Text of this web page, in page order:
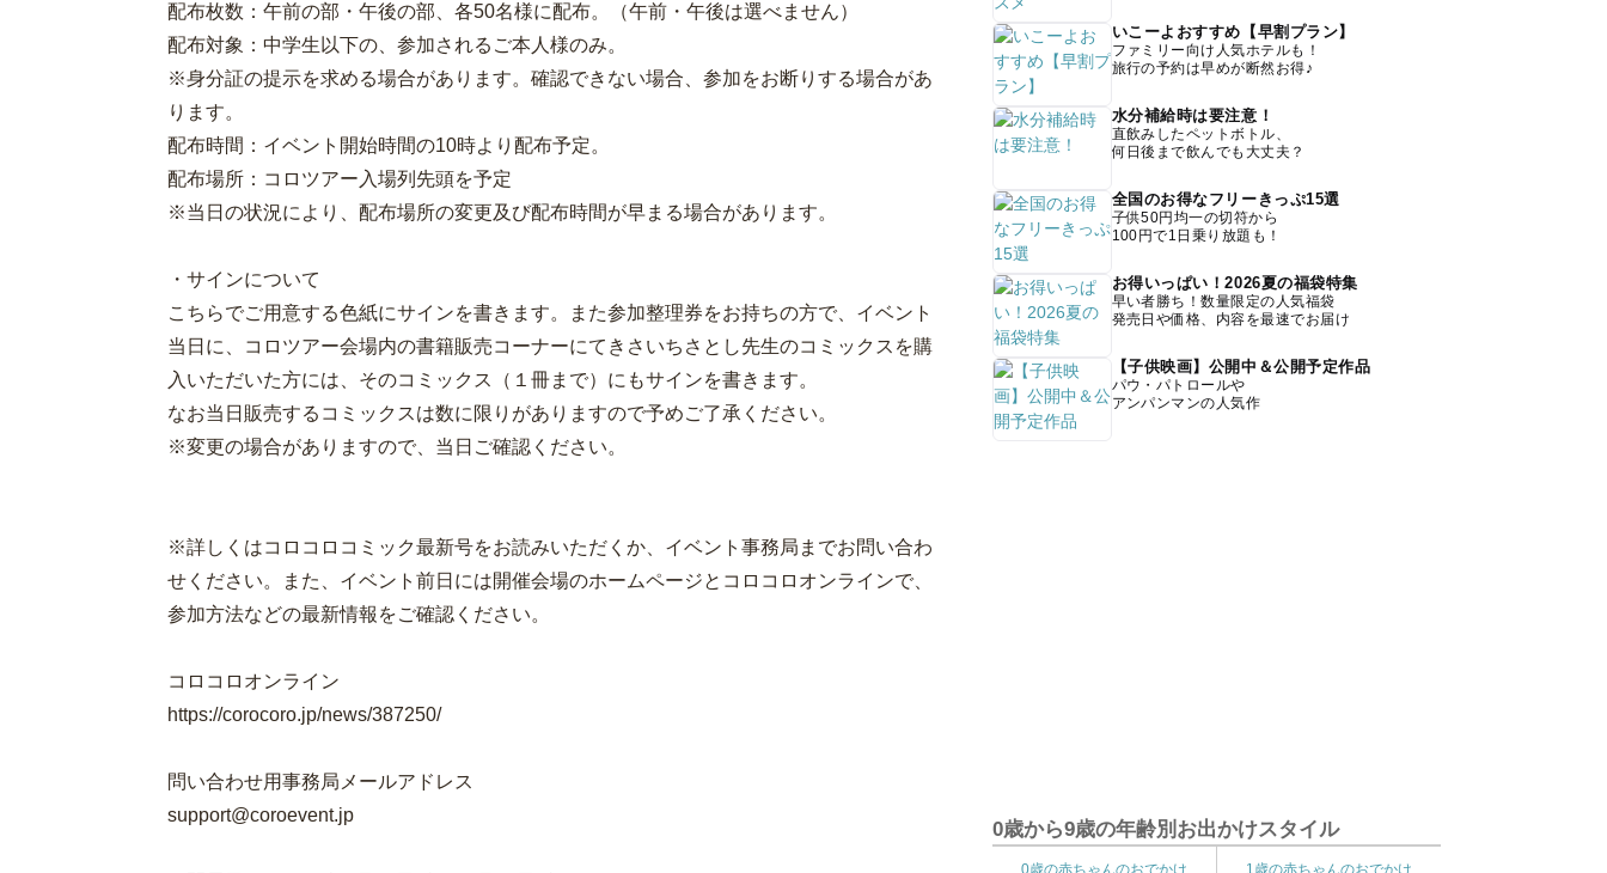
配布枚数：午前の部・午後の部、各50名様に配布。（午前・午後は選べません）
配布対象：中学生以下の、参加されるご本人様のみ。
※身分証の提示を求める場合があります。確認できない場合、参加をお断りする場合があ
ります。
配布時間：イベント開始時間の10時より配布予定。
配布場所：コロツアー入場列先頭を予定
※当日の状況により、配布場所の変更及び配布時間が早まる場合があります。
・サインについて
こちらでご用意する色紙にサインを書きます。また参加整理券をお持ちの方で、イベント
当日に、コロツアー会場内の書籍販売コーナーにてきさいちさとし先生のコミックスを購
入いただいた方には、そのコミックス（１冊まで）にもサインを書きます。
なお当日販売するコミックスは数に限りがありますので予めご了承ください。
※変更の場合がありますので、当日ご確認ください。
※詳しくはコロコロコミック最新号をお読みいただくか、イベント事務局までお問い合わ
せください。また、イベント前日には開催会場のホームページとコロコロオンラインで、
参加方法などの最新情報をご確認ください。
コロコロオンライン
https://corocoro.jp/news/387250/
問い合わせ用事務局メールアドレス
support@coroevent.jp
いこーよおすすめ【早割プラン】
ファミリー向け人気ホテルも！
旅行の予約は早めが断然お得♪
水分補給時は要注意！
直飲みしたペットボトル、
何日後まで飲んでも大丈夫？
全国のお得なフリーきっぷ15選
子供50円均一の切符から
100円で1日乗り放題も！
お得いっぱい！2026夏の福袋特集
早い者勝ち！数量限定の人気福袋
発売日や価格、内容を最速でお届け
【子供映画】公開中＆公開予定作品
パウ・パトロールや
アンパンマンの人気作
0歳から9歳の年齢別お出かけスタイル
0歳の赤ちゃんのおでかけ 1歳の赤ちゃんのおでかけ